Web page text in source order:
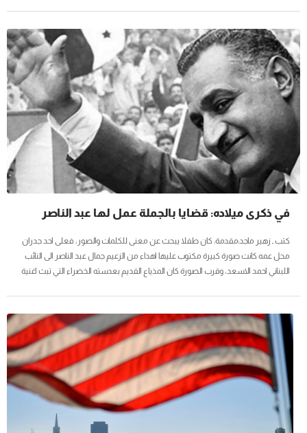
الشمال،تبلغ مساحتها 329758 كم ويحدها من الجنوب إندونيسيا وتايلاند وبحر الصين
الجنوبي من الشمال. ويتألف اتحاد ماليزيا من ماليزيا الغربية التي...
في ذكرى ميلاده: قضايا بالجملة عمل لها عبد الناصر
كتب ـ زهير ماجد:مقدمة: كان طفلا يبحث عن معنى للكلمات والصور، فعلى احد جدران
محل عمه كانت صورة كبيرة مكتوب عليها اهداء من الزعيم جمال عبد الناصر الى النائب
اللبناني احمد الاسعد، وقرب الصورة كان المذياع القديم بعدسته الخضراء التي تبث اغنية
يعرف معنى قنالي التي صارت مع الوقت قناة السويس .. وما ان انتهت الاغنية حتى خرج
المذيع ليتحدث عن هذه الايام التاريخية التي تمر بها مصر، ثم ينهي كلامه بالقول بأن...